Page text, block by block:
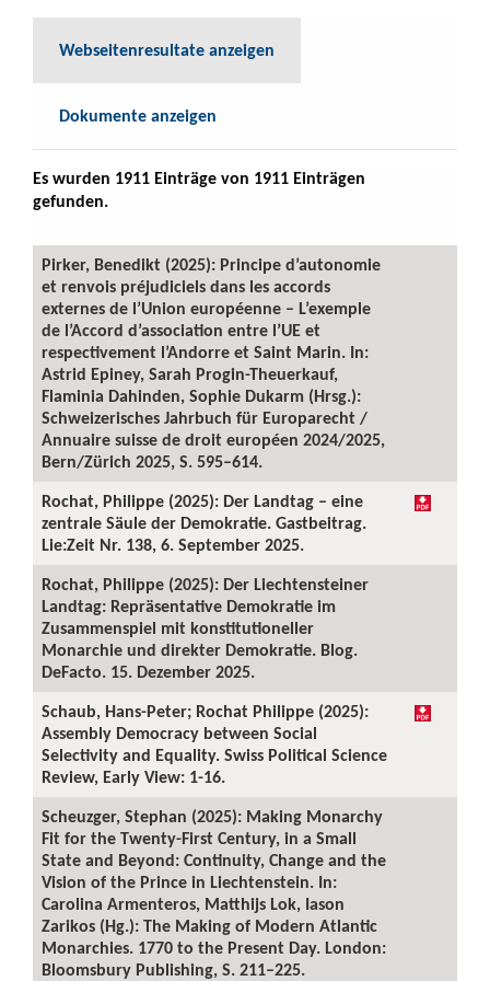
Webseitenresultate anzeigen
Dokumente anzeigen
Es wurden 1911 Einträge von 1911 Einträgen
gefunden.
Pirker, Benedikt (2025): Principe d’autonomie
et renvois préjudiciels dans les accords
externes de l’Union européenne – L’exemple
de l’Accord d’association entre l’UE et
respectivement l’Andorre et Saint Marin. In:
Astrid Epiney, Sarah Progin-Theuerkauf,
Flaminia Dahinden, Sophie Dukarm (Hrsg.):
Schweizerisches Jahrbuch für Europarecht /
Annuaire suisse de droit européen 2024/2025,
Bern/Zürich 2025, S. 595–614.
Rochat, Philippe (2025): Der Landtag – eine
zentrale Säule der Demokratie. Gastbeitrag.
Lie:Zeit Nr. 138, 6. September 2025.
Rochat, Philippe (2025): Der Liechtensteiner
Landtag: Repräsentative Demokratie im
Zusammenspiel mit konstitutioneller
Monarchie und direkter Demokratie. Blog.
DeFacto. 15. Dezember 2025.
Schaub, Hans-Peter; Rochat Philippe (2025):
Assembly Democracy between Social
Selectivity and Equality. Swiss Political Science
Review, Early View: 1-16.
Scheuzger, Stephan (2025): Making Monarchy
Fit for the Twenty-First Century, in a Small
State and Beyond: Continuity, Change and the
Vision of the Prince in Liechtenstein. In:
Carolina Armenteros, Matthijs Lok, Iason
Zarikos (Hg.): The Making of Modern Atlantic
Monarchies. 1770 to the Present Day. London:
Bloomsbury Publishing, S. 211–225.